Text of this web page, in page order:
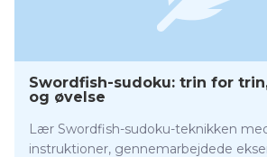
Swordfish-sudoku: trin for
og øvelse
Lær Swordfish-sudoku-teknikken
instruktioner, gennemarbejdede